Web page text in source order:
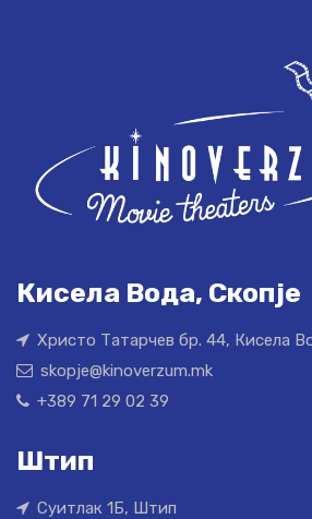
Кисела Вода, Скопје
Христо Татарчев бр. 44, Кисела
skopje@kinoverzum.mk
+389 71 29 02 39
Штип
Суитлак 1Б, Штип